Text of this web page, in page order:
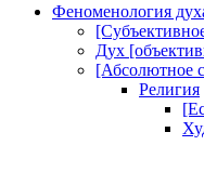
Феноменология
Дух
[Абсолютное
Религия